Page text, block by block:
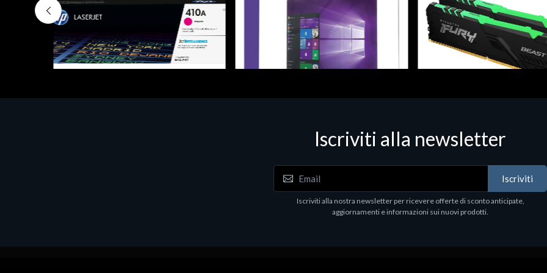
Hardware Components & Upgrades
Win Pro 10 64Bit Eng DSP DVD
€179.77
Hardware Components & Upgrades
FURY DDR4 2x8 3200MHz
€58.07
Iscriviti alla newsletter
Iscriviti
Iscriviti alla nostra newsletter per ricevere offerte di sconto anticipate,
aggiornamenti e informazioni sui nuovi prodotti.